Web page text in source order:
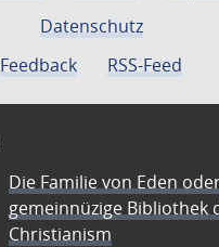
Datenschutz
Feedback
RSS-Feed
Die Familie von Eden
gemeinnüzige Bibliothek
Christianism